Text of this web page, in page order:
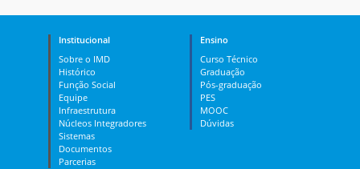
Institucional
Sobre o IMD
Histórico
Função Social
Equipe
Infraestrutura
Núcleos Integradores
Sistemas
Documentos
Parcerias
Ensino
Curso Técnico
Graduação
Pós-graduação
PES
MOOC
Dúvidas